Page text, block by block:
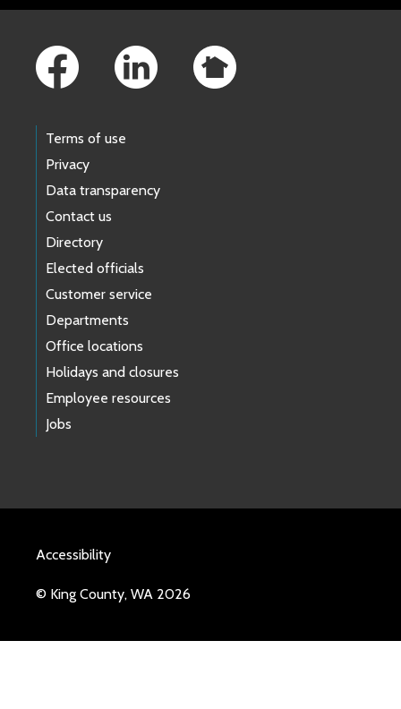
Terms of use
Privacy
Data transparency
Contact us
Directory
Elected officials
Customer service
Departments
Office locations
Holidays and closures
Employee resources
Jobs
Accessibility
© King County, WA 2026